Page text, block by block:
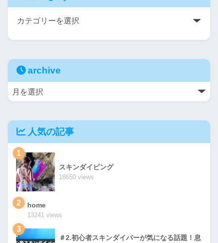
archive
人気の記事
1
スキンダイビング
18650 views
2 home
13241 views
3
＃2.初心者スキンダイバーが気になる話題！息